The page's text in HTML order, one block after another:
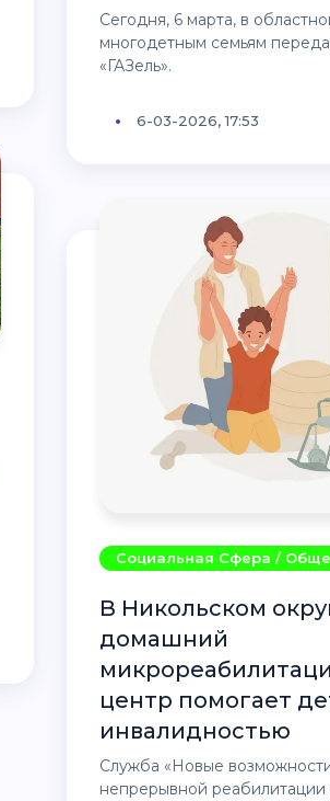
Сегодня, 6 марта, в областной столице семи
многодетным семьям
«ГАЗель».
6-03-2026, 17:53
Социальная Сфера /
В Никольском округе
домашний
центр помогает
инвалидностью
Служба «Новые возможности» создана для
непрерывной реабилитации